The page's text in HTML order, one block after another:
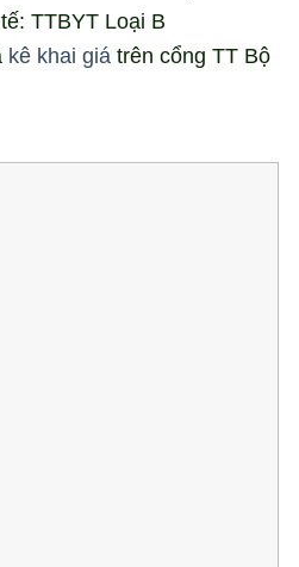
TTBYT Loại B
kê khai giátrên cổng TT Bộ